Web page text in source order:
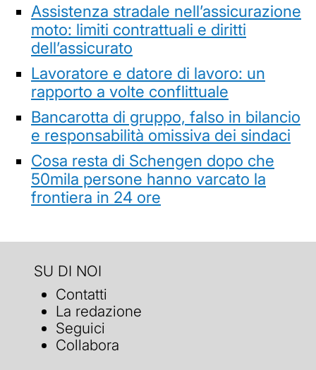
Assistenza stradale nell’assicurazione
moto: limiti contrattuali e diritti
dell’assicurato
Lavoratore e datore di lavoro: un
rapporto a volte conflittuale
Bancarotta di gruppo, falso in bilancio
e responsabilità omissiva dei sindaci
Cosa resta di Schengen dopo che
50mila persone hanno varcato la
frontiera in 24 ore
SU DI NOI
Contatti
La redazione
Seguici
Collabora